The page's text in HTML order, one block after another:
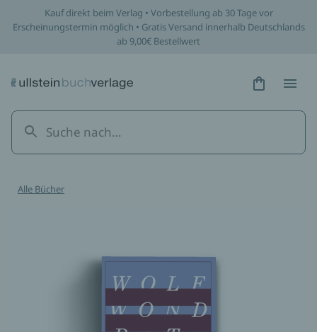
Kauf direkt beim Verlag • Vorbestellung ab 30 Tage vor
Erscheinungstermin möglich • Gratis Versand innerhalb Deutschlands
ab 9,00€ Bestellwert
Hidden
Alle Bücher